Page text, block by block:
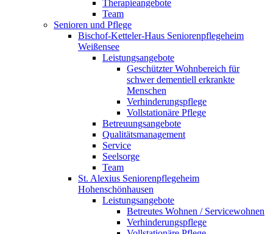
Therapieangebote
Team
Senioren und Pflege
Bischof-Ketteler-Haus Seniorenpflegeheim
Weißensee
Leistungsangebote
Geschützter Wohnbereich für
schwer dementiell erkrankte
Menschen
Verhinderungspflege
Vollstationäre Pflege
Betreuungsangebote
Qualitätsmanagement
Service
Seelsorge
Team
St. Alexius Seniorenpflegeheim
Hohenschönhausen
Leistungsangebote
Betreutes Wohnen / Servicewohnen
Verhinderungspflege